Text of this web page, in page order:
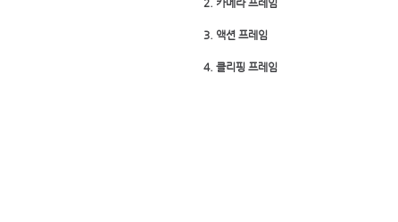
2. 카메라 프레임
3. 액션 프레임
4. 클리핑 프레임